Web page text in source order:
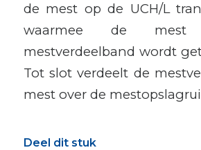
de mest op de UCH/L
waarmee de
mestverdeelband wordt
Tot slot verdeelt de
mest over de
Deel dit stuk